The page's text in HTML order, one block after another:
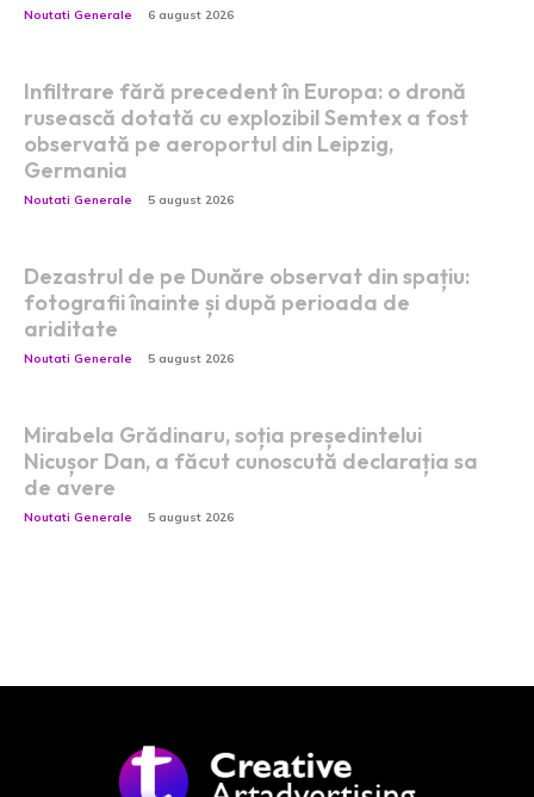
Noutati Generale 6 august 2026
Infiltrare fără precedent în Europa: o dronă
rusească dotată cu explozibil Semtex a fost
observată pe aeroportul din Leipzig,
Germania
Noutati Generale 5 august 2026
Dezastrul de pe Dunăre observat din spațiu:
fotografii înainte și după perioada de
ariditate
Noutati Generale 5 august 2026
Mirabela Grădinaru, soția președintelui
Nicușor Dan, a făcut cunoscută declarația sa
de avere
Noutati Generale 5 august 2026